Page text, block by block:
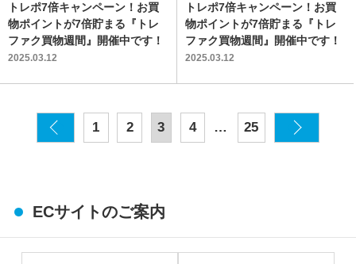
トレポ7倍キャンペーン！お買
物ポイントが7倍貯まる『トレ
ファク買物週間』開催中です！
2025.03.12
トレポ7倍キャンペーン！お買
物ポイントが7倍貯まる『トレ
ファク買物週間』開催中です！
2025.03.12
1 2 3 4 … 25
ECサイトのご案内